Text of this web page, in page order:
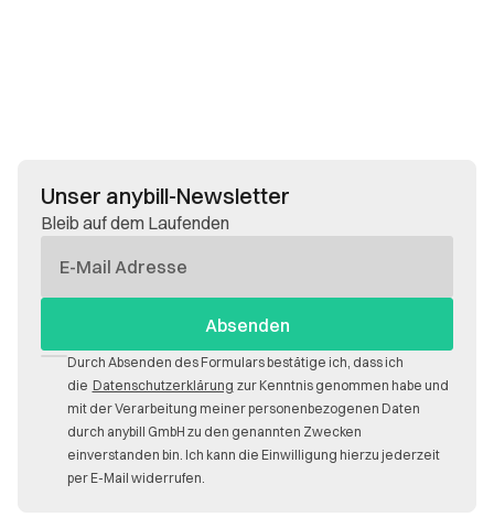
Unser anybill-Newsletter
Bleib auf dem Laufenden
Mail
Durch Absenden des Formulars bestätige ich, dass ich
die Datenschutzerklärung zur Kenntnis genommen habe und
mit der Verarbeitung meiner personenbezogenen Daten
durch anybill GmbH zu den genannten Zwecken
einverstanden bin. Ich kann die Einwilligung hierzu jederzeit
per E-Mail widerrufen.